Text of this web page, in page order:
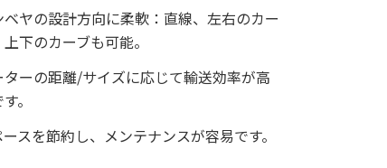
ベヤの設計方向に柔軟：直線、左右のカー
上下のカーブも可能。
ターの距離/サイズに応じて輸送効率が高
。
ースを節約し、メンテナンスが容易です。